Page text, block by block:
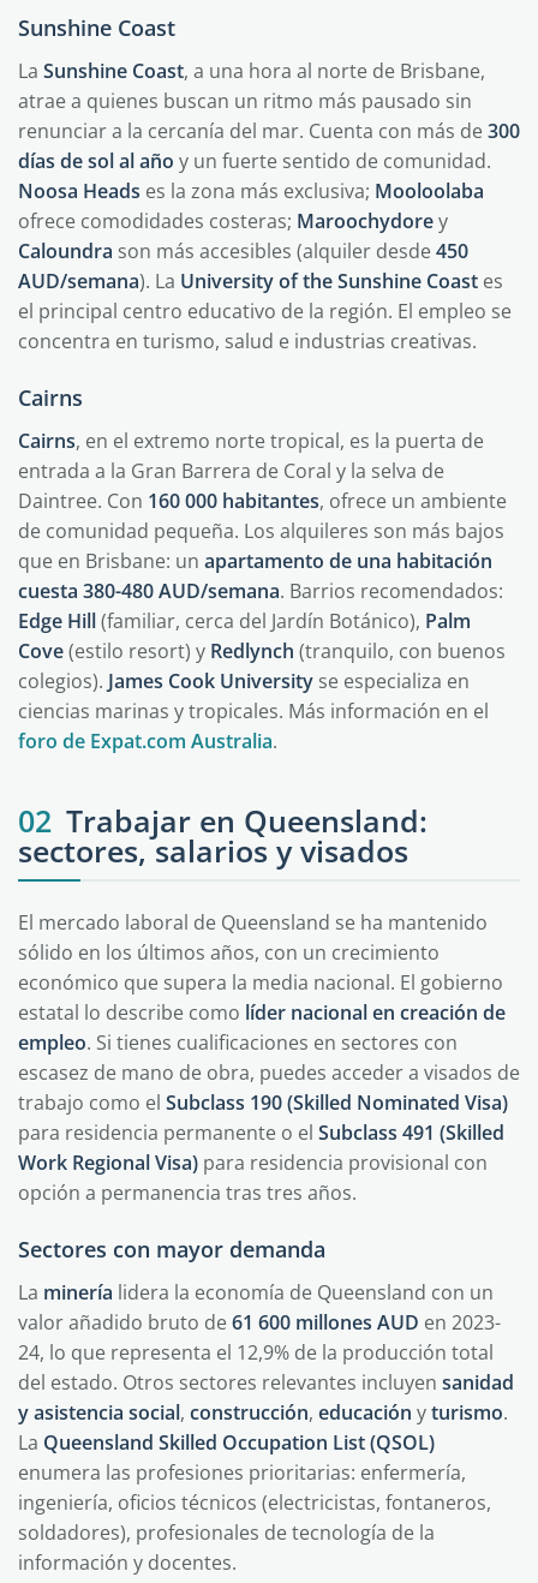
Sunshine Coast
La Sunshine Coast, a una hora al norte de Brisbane,
atrae a quienes buscan un ritmo más pausado sin
renunciar a la cercanía del mar. Cuenta con más de300
días de sol al año y un fuerte sentido de comunidad.
Noosa Heads es la zona más exclusiva; Mooloolaba
ofrece comodidades costeras; Maroochydorey
Caloundra son más accesibles (alquiler desde450
AUD/semana). La University of the Sunshine Coast es
el principal centro educativo de la región. El empleo se
concentra en turismo, salud e industrias creativas.
Cairns
Cairns, en el extremo norte tropical, es la puerta de
entrada a la Gran Barrera de Coral y la selva de
Daintree. Con 160 000 habitantes, ofrece un ambiente
de comunidad pequeña. Los alquileres son más bajos
que en Brisbane: un apartamento de una habitación
cuesta 380-480 AUD/semana. Barrios recomendados:
Edge Hill(familiar, cerca del Jardín Botánico), Palm
Cove(estilo resort) y Redlynch (tranquilo, con buenos
colegios). James Cook University se especializa en
ciencias marinas y tropicales. Más información en el
foro de Expat.com Australia.
02 Trabajar en Queensland:
sectores, salarios y visados
El mercado laboral de Queensland se ha mantenido
sólido en los últimos años, con un crecimiento
económico que supera la media nacional. El gobierno
estatal lo describe como líder nacional en creación de
empleo. Si tienes cualificaciones en sectores con
escasez de mano de obra, puedes acceder a visados de
trabajo como el Subclass 190 (Skilled Nominated Visa)
para residencia permanente o el Subclass 491 (Skilled
Work Regional Visa) para residencia provisional con
opción a permanencia tras tres años.
Sectores con mayor demanda
La minería lidera la economía de Queensland con un
valor añadido bruto de61 600 millones AUD en 2023-
24, lo que representa el 12,9% de la producción total
del estado. Otros sectores relevantes incluyen sanidad
y asistencia social, construcción, educación yturismo.
La Queensland Skilled Occupation List (QSOL)
enumera las profesiones prioritarias: enfermería,
ingeniería, oficios técnicos (electricistas, fontaneros,
soldadores), profesionales de tecnología de la
información y docentes.